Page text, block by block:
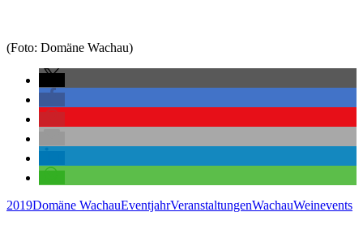
(Foto: Domäne Wachau)
2019Domäne WachauEventjahrVeranstaltungenWachauWeinevents